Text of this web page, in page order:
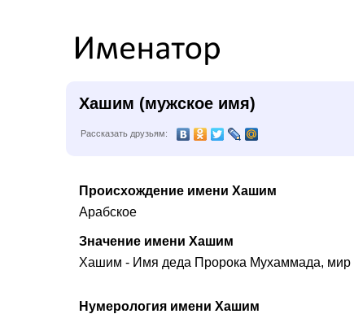
Хашим (мужское имя)
Рассказать друзьям:
Происхождение имени Хашим
Арабское
Значение имени Хашим
Хашим - Имя деда Пророка Мухаммада, мир
Нумерология имени Хашим